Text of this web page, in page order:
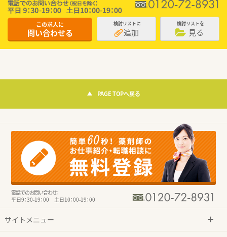
この求人に
問い合わせる
検討リストに
追加
検討リストを
見る
PAGE TOPへ戻る
電話でのお問い合わせ：
平日9：30-19：00 土日10：00-19：00
サイトメニュー